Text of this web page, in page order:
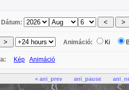
Dátum:
Animáció: Ki
Kép Animáció
< ani_prev ani_pause